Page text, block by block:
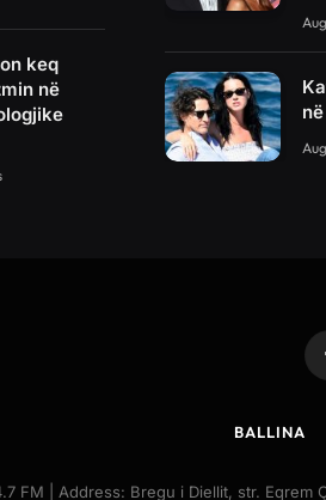
keq
në
BALLINA
FM | Address: Bregu i Diellit, str.